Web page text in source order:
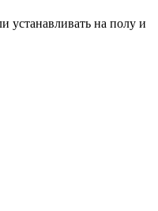
устанавливать на полу и